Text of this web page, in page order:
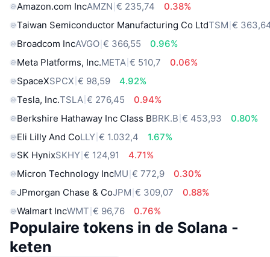
Amazon.com IncAMZN € 235,74
0.38%
Taiwan Semiconductor Manufacturing Co LtdTSM €
Broadcom IncAVGO € 366,55
0.96%
Meta Platforms, Inc.META € 510,7
0.06%
SpaceXSPCX € 98,59
4.92%
Tesla, Inc.TSLA € 276,45
0.94%
Berkshire Hathaway Inc Class BBRK.B € 453,93
0.80%
Eli Lilly And CoLLY € 1.032,4
1.67%
SK HynixSKHY € 124,91
4.71%
Micron Technology IncMU € 772,9
0.30%
JPmorgan Chase & CoJPM € 309,07
0.88%
Walmart IncWMT € 96,76 0.76%
Populaire tokens in de Solana -
keten